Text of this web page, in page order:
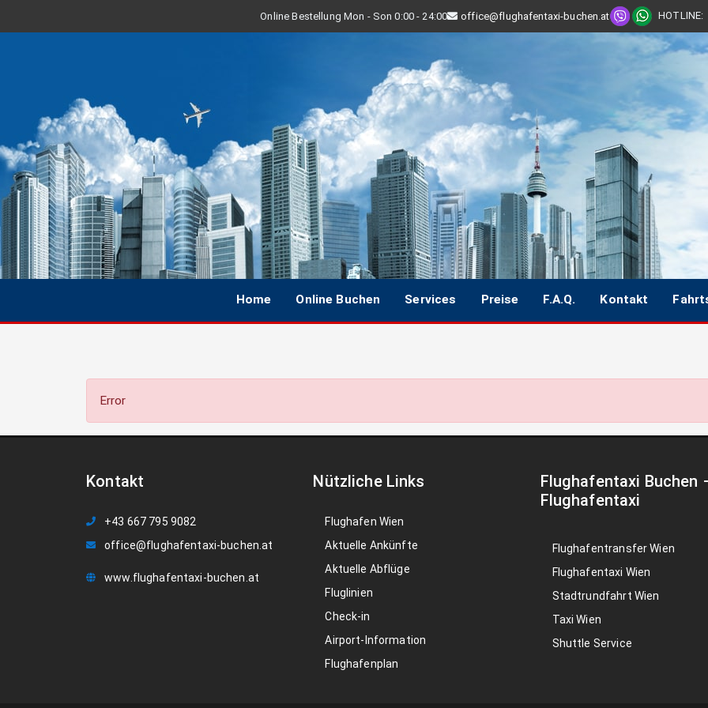
Online Bestellung Mon - Son 0:00 - 24:00 office@flughafentaxi-buchen.at HOTLINE:
Home Online Buchen Services Preise F.A.Q. Kontakt
Error
Kontakt
+43 667 795 9082
office@flughafentaxi-buchen.at
www.flughafentaxi-buchen.at
Nützliche Links
Flughafen Wien
Aktuelle Ankünfte
Aktuelle Abflüge
Fluglinien
Check-in
Airport-Information
Flughafenplan
Flughafentaxi Buchen
Flughafentaxi
Flughafentransfer Wien
Flughafentaxi Wien
Stadtrundfahrt Wien
Taxi Wien
Shuttle Service